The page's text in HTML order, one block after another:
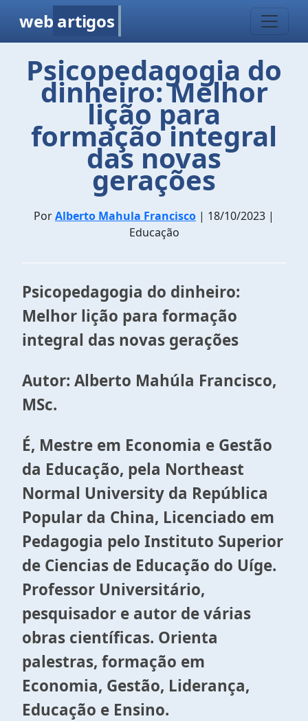
web artigos
Psicopedagogia do
dinheiro: Melhor
lição para
formação integral
das novas
gerações
PorAlberto Mahula Francisco | 18/10/2023 |
Educação
Psicopedagogia do dinheiro:
Melhor lição para formação
integral das novas gerações
Autor: Alberto Mahúla Francisco,
MSc.
É, Mestre em Economia e Gestão
da Educação, pela Northeast
Normal University da República
Popular da China, Licenciado em
Pedagogia pelo Instituto Superior
de Ciencias de Educação do Uíge.
Professor Universitário,
pesquisador e autor de várias
obras científicas. Orienta
palestras, formação em
Economia, Gestão, Liderança,
Educação e Ensino.